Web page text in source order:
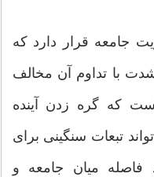
جامعه قرار دارد که
با تداوم آن مخالف
که گره زدن آینده
تبعات سنگینی برای
فاصله میان جامعه و